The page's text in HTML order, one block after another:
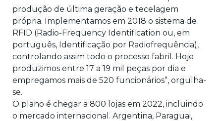
produção de última geração e tecelagem
própria. Implementamos em 2018 o sistema de
RFID (Radio-Frequency Identification ou, em
português, Identificação por Radiofrequência),
controlando assim todo o processo fabril. Hoje
produzimos entre 17 a 19 mil peças por dia e
empregamos mais de 520 funcionários”, orgulha-
se.
O plano é chegar a 800 lojas em 2022, incluindo
o mercado internacional. Argentina, Paraguai,